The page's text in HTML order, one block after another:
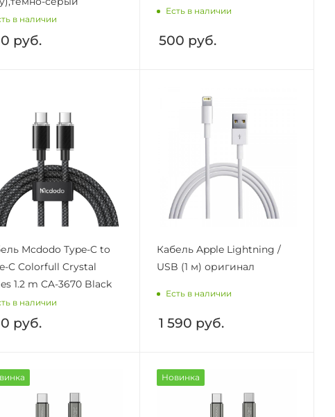
в наличии
руб.
Есть в наличии
500 руб.
Mcdodo Type-C to
C Colorfull Crystal
1.2 m CA-3670 Black
в наличии
руб.
Кабель Apple Lightning /
USB (1 м) оригинал
Есть в наличии
1 590 руб.
Новинка